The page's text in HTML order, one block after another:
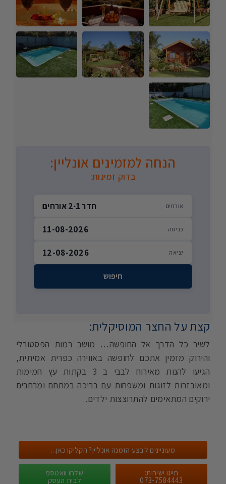
קצת על החצר המוסיקלית:
לשיר כל הדרך אל החופשה… מושב רמות הפסטורלי
והירוק מזמין אתכם לחופשה באווירה כפרית אמיתית,
הגיעו להנות מאירוח לבבי ב 3 בקתות עץ חמימות
ומאובזרות לזוגות ומשפחות עם בריכה במתחם ומרחבים
ירוקים המתאימים להתרוצצות ילדים.
מעוניינים לבצע הזמנה אונליין? הקליקו כאן...
חייגו ישירות:
073-7584443
שלחו וואטספ
לבית העסק
הנחה למזמינים אונליין:
בדוק זמינות:
אורחים חדר 1 ·2 אורחים
כניסה 11-08-2026
יציאה 12-08-2026
חיפוש